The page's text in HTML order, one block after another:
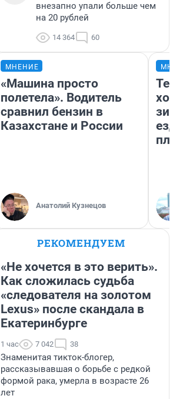
внезапно упали больше чем
на 20 рублей
14 364 60
МНЕНИЕ
«Машина просто
полетела». Водитель
сравнил бензин в
Казахстане и России
Анатолий Кузнецов
ездит
РЕКОМЕНДУЕМ
«Не хочется в это верить».
Как сложилась судьба
«следователя на золотом
Lexus» после скандала в
Екатеринбурге
1 час 7 042 38
Знаменитая тикток-блогер,
рассказывавшая о борьбе с редкой
формой рака, умерла в возрасте 26
лет